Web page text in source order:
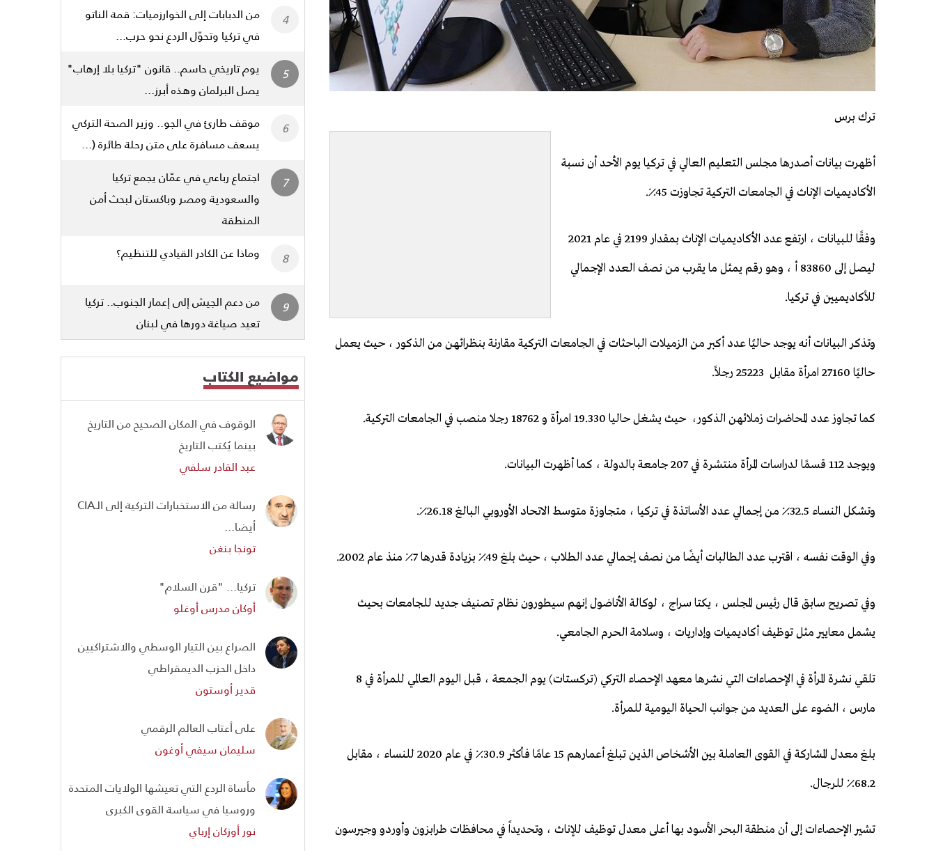
ترك برس
أظهرت بيانات أصدرها مجلس التعليم العالي في تركيا يوم الأحد أن نسبة
الأكاديميات الإناث في الجامعات التركية تجاوزت 45٪.
وفقًا للبيانات ، ارتفع عدد الأكاديميات الإناث بمقدار 2199 في عام 2021
ليصل إلى 83860 أ ، وهو رقم يمثل ما يقرب من نصف العدد الإجمالي
للأكاديميين في تركيا.
وتذكر البيانات أنه يوجد حاليًا عدد أكبر من الزميلات الباحثات في الجامعات التركية مقارنة بنظرائهن من الذكور ، حيث يعمل
حاليًا 27160 امرأة مقابل 25223 رجلاً.
كما تجاوز عدد المحاضرات زملائهن الذكور، حيث يشغل حاليا 19.330 امرأة و 18762 رجلا منصب في الجامعات التركية.
ويوجد 112 قسمًا لدراسات المرأة منتشرة في 207 جامعة بالدولة ، كما أظهرت البيانات.
وتشكل النساء 32.5٪ من إجمالي عدد الأساتذة في تركيا ، متجاوزة متوسط ​​الاتحاد الأوروبي البالغ 26.18٪.
وفي الوقت نفسه ، اقترب عدد الطالبات أيضًا من نصف إجمالي عدد الطلاب ، حيث بلغ 49٪ بزيادة قدرها 7٪ منذ عام 2002.
وفي تصريح سابق قال رئيس المجلس ، يكتا سراج ، لوكالة الأناضول إنهم سيطورون نظام تصنيف جديد للجامعات بحيث
يشمل معايير مثل توظيف أكاديميات وإداريات ، وسلامة الحرم الجامعي.
تلقي نشرة المرأة في الإحصاءات التي نشرها معهد الإحصاء التركي (تركستات) يوم الجمعة ، قبل اليوم العالمي للمرأة في 8
مارس ، الضوء على العديد من جوانب الحياة اليومية للمرأة.
بلغ معدل المشاركة في القوى العاملة بين الأشخاص الذين تبلغ أعمارهم 15 عامًا فأكثر 30.9٪ في عام 2020 للنساء ، مقابل
68.2٪ للرجال.
تشير الإحصاءات إلى أن منطقة البحر الأسود بها أعلى معدل توظيف للإناث ، وتحديداً في محافظات طرابزون وأوردو وجيرسون
من الدبابات إلى الخوارزميات: قمة الناتو
في تركيا وتحوّل الردع نحو حرب...
يوم تاريخي حاسم.. قانون "تركيا بلا إرهاب"
يصل البرلمان وهذه أبرز...
موقف طارئ في الجو.. وزير الصحة التركي
يسعف مسافرة على متن رحلة طائرة (...
اجتماع رباعي في عمّان يجمع تركيا
والسعودية ومصر وباكستان لبحث أمن
المنطقة
وماذا عن الكادر القيادي للتنظيم؟
من دعم الجيش إلى إعمار الجنوب.. تركيا
تعيد صياغة دورها في لبنان
مواضيع الكتاب
الوقوف في المكان الصحيح من التاريخ
بينما يُكتب التاريخ
عبد القادر سلفي
رسالة من الاستخبارات التركية إلى الـCIA
أيضا...
تونجا بنغن
تركيا... "قرن السلام"
أوكان مدرس أوغلو
الصراع بين التيار الوسطي والاشتراكيين
داخل الحزب الديمقراطي
قدير أوستون
على أعتاب العالم الرقمي
سليمان سيفي أوغون
مأساة الردع التي تعيشها الولايات المتحدة
وروسيا في سياسة القوى الكبرى
نور أوزكان إرباي